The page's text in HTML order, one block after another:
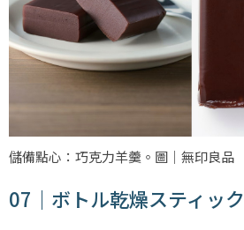
儲備點心：巧克力羊羹。圖｜無印良品
07｜ボトル乾燥スティック